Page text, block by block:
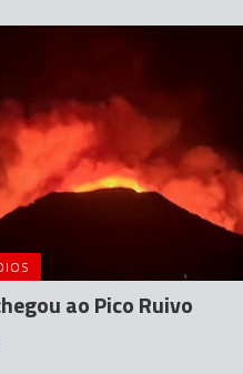
ao Pico Ruivo